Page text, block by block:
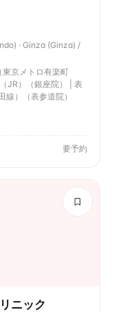
· Ginza (Ginza) /
京メトロ有楽町
JR）（銀座院） | 表
）（表参道院）
要予約
ニック